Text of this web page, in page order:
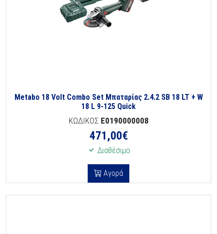
Metabo 18 Volt Combo Set Μπαταρίας 2.4.2 SB 18 LT + W
18 L 9-125 Quick
ΚΩΔΙΚΟΣ E0190000008
471,00€
Διαθέσιμο
Αγορά